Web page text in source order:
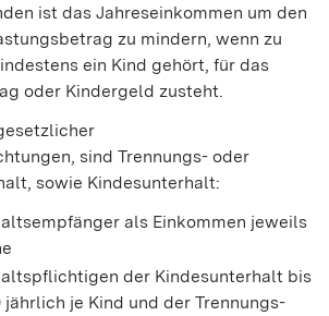
ist das Jahreseinkommen um den
zu mindern, wenn zu
ein Kind gehört, für das
oder Kindergeld zusteht.
sind Trennungs- oder
sowie Kindesunterhalt:
als Einkommen jeweils
der Kindesunterhalt bis
jährlich je Kind und der Trennungs-